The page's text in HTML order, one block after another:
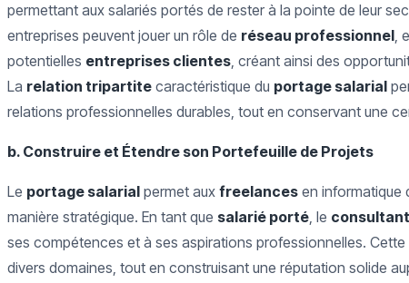
permettant aux salariés portés de rester à la pointe de leur
entreprises peuvent jouer un rôle de réseau professionnel,
potentielles entreprises clientes, créant ainsi des
La relation tripartite caractéristique du portage salarial
relations professionnelles durables, tout en conservant une
b. Construire et Étendre son Portefeuille de Projets
Le portage salarial permet aux freelances en informatique
manière stratégique. En tant que salarié porté, le consultant
ses compétences et à ses aspirations professionnelles. Cette
divers domaines, tout en construisant une réputation solide